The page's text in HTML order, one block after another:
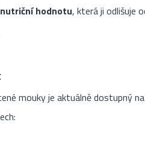
hodnotu, která ji odlišuje
mouky je aktuálně dostupný na